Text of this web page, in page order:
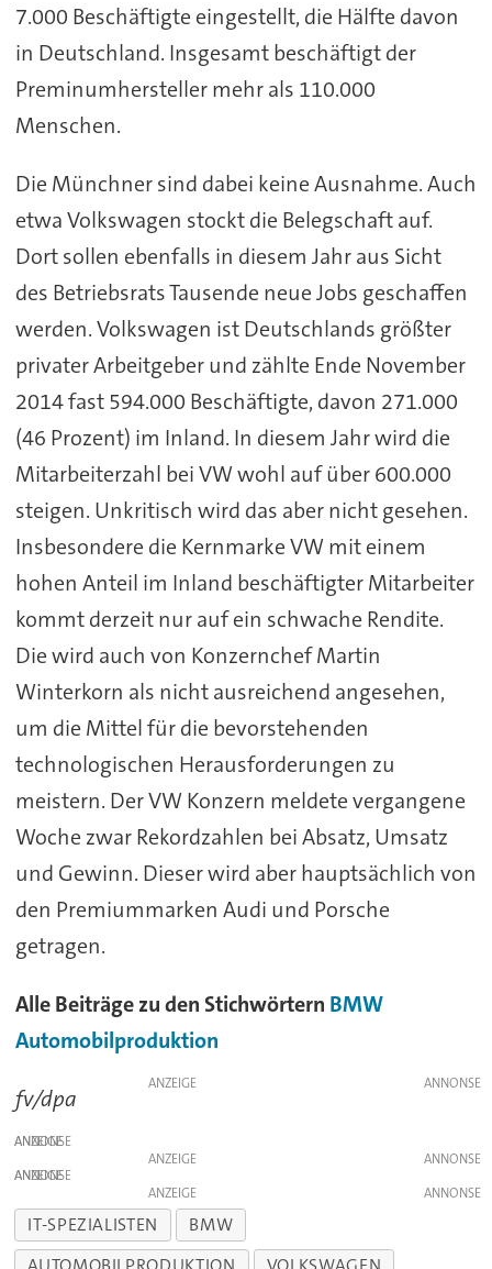
7.000 Beschäftigte eingestellt, die Hälfte davon
in Deutschland. Insgesamt beschäftigt der
Preminumhersteller mehr als 110.000
Menschen.
Die Münchner sind dabei keine Ausnahme. Auch
etwa Volkswagen stockt die Belegschaft auf.
Dort sollen ebenfalls in diesem Jahr aus Sicht
des Betriebsrats Tausende neue Jobs geschaffen
werden. Volkswagen ist Deutschlands größter
privater Arbeitgeber und zählte Ende November
2014 fast 594.000 Beschäftigte, davon 271.000
(46 Prozent) im Inland. In diesem Jahr wird die
Mitarbeiterzahl bei VW wohl auf über 600.000
steigen. Unkritisch wird das aber nicht gesehen.
Insbesondere die Kernmarke VW mit einem
hohen Anteil im Inland beschäftigter Mitarbeiter
kommt derzeit nur auf ein schwache Rendite.
Die wird auch von Konzernchef Martin
Winterkorn als nicht ausreichend angesehen,
um die Mittel für die bevorstehenden
technologischen Herausforderungen zu
meistern. Der VW Konzern meldete vergangene
Woche zwar Rekordzahlen bei Absatz, Umsatz
und Gewinn. Dieser wird aber hauptsächlich von
den Premiummarken Audi und Porsche
getragen.
Alle Beiträge zu den Stichwörtern BMW
Automobilproduktion
ANZEIGE
fv/dpa
ANZEIGE
ANZEIGE
ANZEIGE
ANZEIGE
IT-SPEZIALISTEN
BMW